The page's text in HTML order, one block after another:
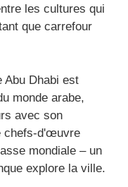
les cultures qui
que carrefour
Abu Dhabi est
monde arabe,
avec son
chefs-d'œuvre
mondiale – un
explore la ville.